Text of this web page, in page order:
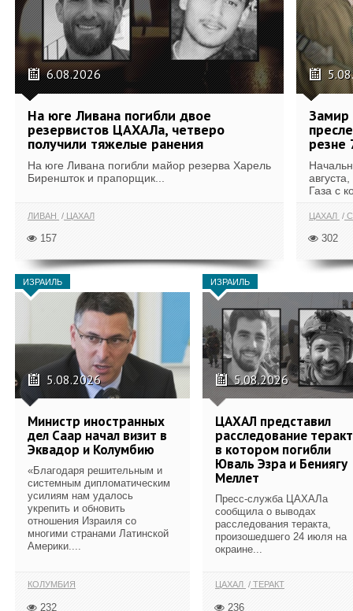
6.08.2026
На юге Ливана погибли двое
резервистов ЦАХАЛа, четверо
получили тяжелые ранения
На юге Ливана погибли майор резерва Харель
Биреншток и прапорщик...
ЛИВАН ЦАХАЛ
157
Замир
резне
Газа с
ЦАХАЛ
302
ИЗРАИЛЬ
5.08.2026
Министр иностранных
дел Саар начал визит в
Эквадор и Колумбию
«Благодаря решительным и
системным дипломатическим
усилиям нам удалось
укрепить и обновить
отношения Израиля со
многими странами Латинской
Америки....
КОЛУМБИЯ
232
ИЗРАИЛЬ
5.08.2026
ЦАХАЛ представил
расследование
в котором погибли
Юваль Эзра и Бениягу
Меллет
Пресс-служба ЦАХАЛа
сообщила о выводах
расследования теракта,
произошедшего 24 июля на
окраине...
ЦАХАЛ ТЕРАКТ
236